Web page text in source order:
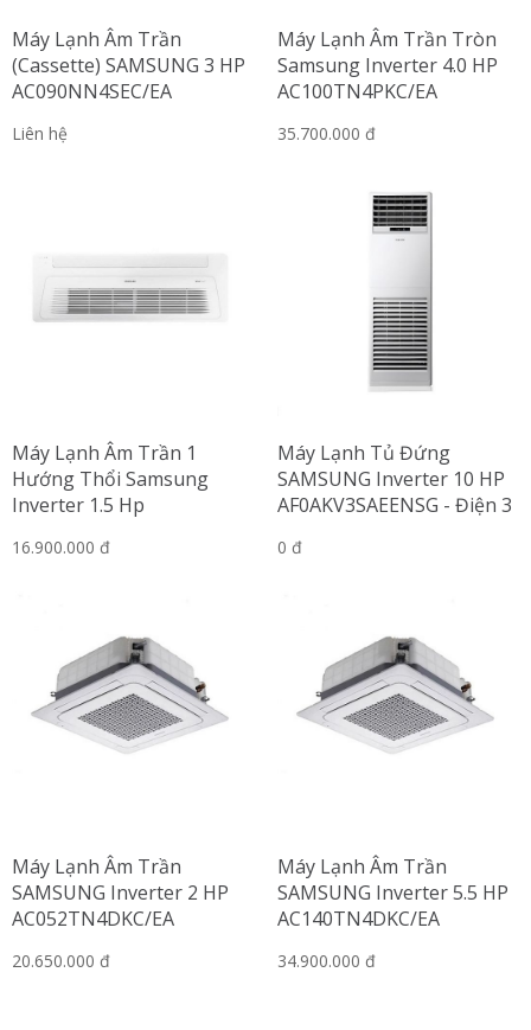
Máy Lạnh Âm Trần
(Cassette) SAMSUNG 3 HP
AC090NN4SEC/EA
Liên hệ
Máy Lạnh Âm Trần Tròn
Samsung Inverter 4.0 HP
AC100TN4PKC/EA
35.700.000 đ
Máy Lạnh Âm Trần 1
Hướng Thổi Samsung
Inverter 1.5 Hp
16.900.000 đ
Máy Lạnh Tủ Đứng
SAMSUNG Inverter 10 HP
AF0AKV3SAEENSG - Điện 3
0 đ
Máy Lạnh Âm Trần
SAMSUNG Inverter 2 HP
AC052TN4DKC/EA
20.650.000 đ
Máy Lạnh Âm Trần
SAMSUNG Inverter 5.5 HP
AC140TN4DKC/EA
34.900.000 đ